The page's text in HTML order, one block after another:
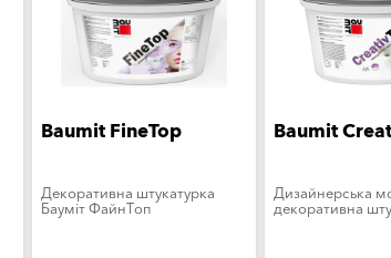
Baumit FineTop
Декоративна штукатурка
Бауміт ФайнТоп
Baumit
Дизайнерська
декоративна